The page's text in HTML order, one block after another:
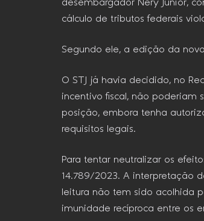
desembargador Nery Junior,
cálculo de tributos federais
Segundo ele, a edição da
O STJ já havia decidido, no
incentivo fiscal, não poderiam
posição, embora tenha
requisitos legais.
Para tentar neutralizar os
14.789/2023. A interpretação
leitura não tem sido acolhida
imunidade recíproca entre os